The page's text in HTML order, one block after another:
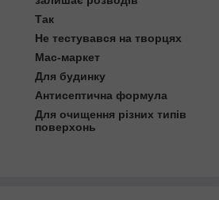
Так
Не тестувався на творцях
Мас-маркет
Для будинку
Антисептична формула
Для очищення різних типів
поверхонь